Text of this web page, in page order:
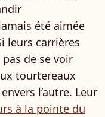
été aimée
leurs carrières
de se voir
tourtereaux
l’autre. Leur
à la pointe du